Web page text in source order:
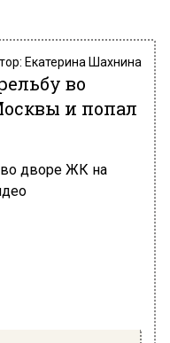
Екатерина Шахнина
во
и попал